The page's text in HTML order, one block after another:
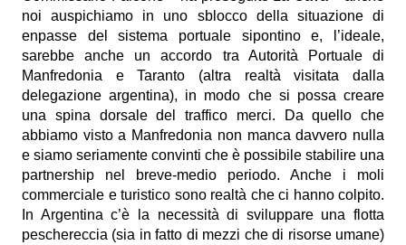
noi auspichiamo in uno sblocco della situazione di
enpasse del sistema portuale sipontino e, l’ideale,
sarebbe anche un accordo tra Autorità Portuale di
Manfredonia e Taranto (altra realtà visitata dalla
delegazione argentina), in modo che si possa creare
una spina dorsale del traffico merci. Da quello che
abbiamo visto a Manfredonia non manca davvero nulla
e siamo seriamente convinti che è possibile stabilire una
partnership nel breve-medio periodo. Anche i moli
commerciale e turistico sono realtà che ci hanno colpito.
In Argentina c’è la necessità di sviluppare una flotta
peschereccia (sia in fatto di mezzi che di risorse umane)